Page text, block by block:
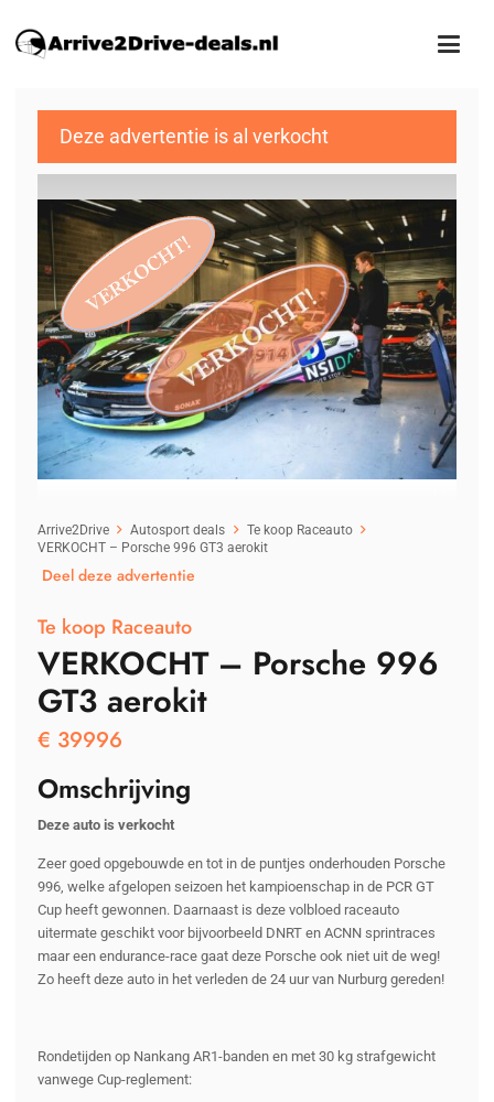
Deze advertentie is al verkocht
Arrive2Drive Autosport deals
Te koop Raceauto
VERKOCHT – Porsche 996 GT3 aerokit
Deel deze advertentie
Te koop Raceauto
VERKOCHT – Porsche 996
GT3 aerokit
€ 39996
Omschrijving
Deze auto is verkocht
Zeer goed opgebouwde en tot in de puntjes onderhouden Porsche
996, welke afgelopen seizoen het kampioenschap in de PCR GT
Cup heeft gewonnen. Daarnaast is deze volbloed raceauto
uitermate geschikt voor bijvoorbeeld DNRT en ACNN sprintraces
maar een endurance-race gaat deze Porsche ook niet uit de weg!
Zo heeft deze auto in het verleden de 24 uur van Nurburg gereden!
Rondetijden op Nankang AR1-banden en met 30 kg strafgewicht
vanwege Cup-reglement: